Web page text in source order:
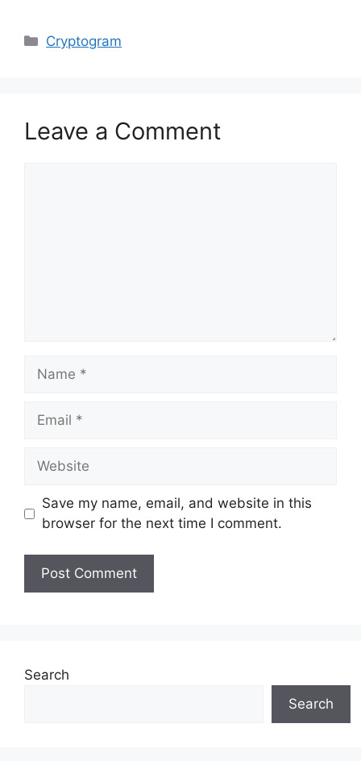
Categories
Cryptogram
Leave a Comment
Name
Email
Website
Save my name, email, and website in this
browser for the next time I comment.
Search
Search